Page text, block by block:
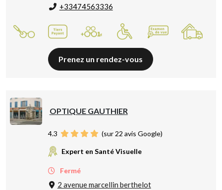
+33474563336
Prenez un rendez-vous
OPTIQUE GAUTHIER
4.3 (sur 22 avis Google)
Expert en Santé Visuelle
Fermé
2 avenue marcellin berthelot